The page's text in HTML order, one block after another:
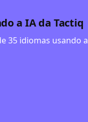
a IA da Tactiq
35 idiomas usando a